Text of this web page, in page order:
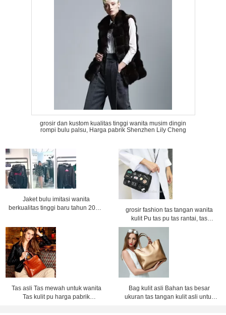
grosir dan kustom kualitas tinggi wanita musim dingin
rompi bulu palsu, Harga pabrik Shenzhen Lily Cheng
Jaket bulu imitasi wanita
berkualitas tinggi baru tahun 2018,
grosir fashion tas tangan wanita
kulit Pu tas pu tas rantai, tas
selempang, Harga pabrik
Shenzhen Lily Cheng
Tas asli Tas mewah untuk wanita
Tas kulit pu harga pabrik
Bag kulit asli Bahan tas besar
ukuran tas tangan kulit asli untuk